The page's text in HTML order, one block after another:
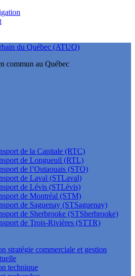
du Québec (ATUQ)
commun au Québec
de la Capitale (RTC)
de Longueuil (RTL)
de l’Outaouais (STO)
de Laval (STLaval)
de Lévis (STLévis)
de Montréal (STM)
de Saguenay (STSaguenay)
de Sherbrooke (STSherbrooke)
de Trois-Rivières (STTR)
stratégie commerciale et gestion
technique